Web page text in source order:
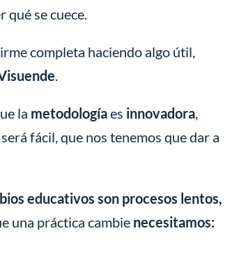
qué se cuece.
completa haciendo algo útil,
.
la metodologíaes innovadora,
fácil, que nos tenemos que dar a
educativos son procesos lentos,
una práctica cambie necesitamos: